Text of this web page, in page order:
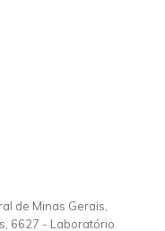
de Minas Gerais,
6627 - Laboratório